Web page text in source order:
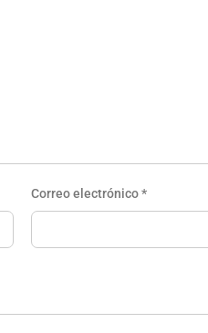
Correo electrónico*